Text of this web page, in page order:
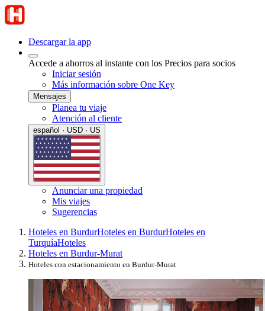
Descargar la app
Accede a ahorros al instante con los Precios para socios
Iniciar sesión
Más información sobre One Key
Mensajes
Planea tu viaje
Atención al cliente
español · USD · US
Anunciar una propiedad
Mis viajes
Sugerencias
Hoteles en BurdurHoteles en BurdurHoteles en
TurquíaHoteles
Hoteles en Burdur-Murat
Hoteles con estacionamiento en Burdur-Murat